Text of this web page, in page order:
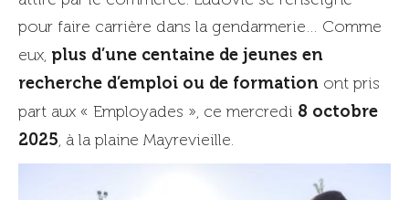
pour faire carrière dans la gendarmerie… Comme
eux, plus d’une centaine de jeunes en
recherche d’emploi ou de formation ont pris
part aux « Employades », ce mercredi 8 octobre
2025, à la plaine Mayrevieille.